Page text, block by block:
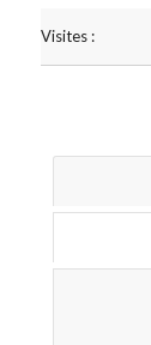
Visites :